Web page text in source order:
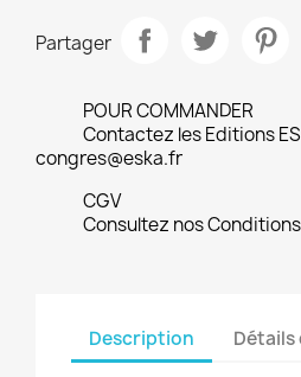
Partager
POUR COMMANDER
Contactez les Editions
congres@eska.fr
CGV
Consultez nos
Description